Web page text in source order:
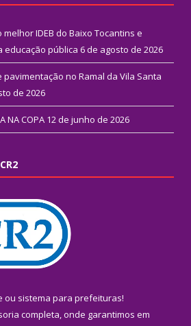
IDEB do Baixo Tocantins e
educação pública 6 de agosto de 2026
no Ramal da Vila Santa
de 2026
NA COPA 12 de junho de 2026
ou sistema para prefeituras!
completa, onde garantimos em